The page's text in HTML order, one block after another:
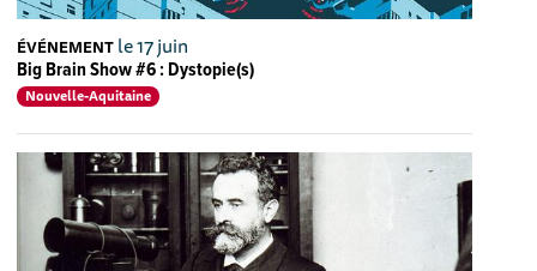
ÉVÉNEMENT le 17 juin
Big Brain Show #6 : Dystopie(s)
Nouvelle-Aquitaine